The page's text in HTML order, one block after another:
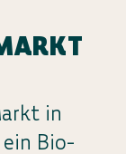
in
Bio-